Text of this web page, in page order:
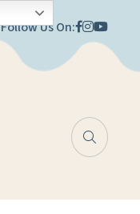
Follow Us On: